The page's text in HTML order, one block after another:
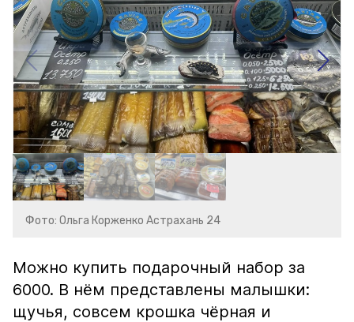
Фото: Ольга Корженко Астрахань 24
Можно купить подарочный набор за
6000. В нём представлены малышки:
щучья, совсем крошка чёрная и